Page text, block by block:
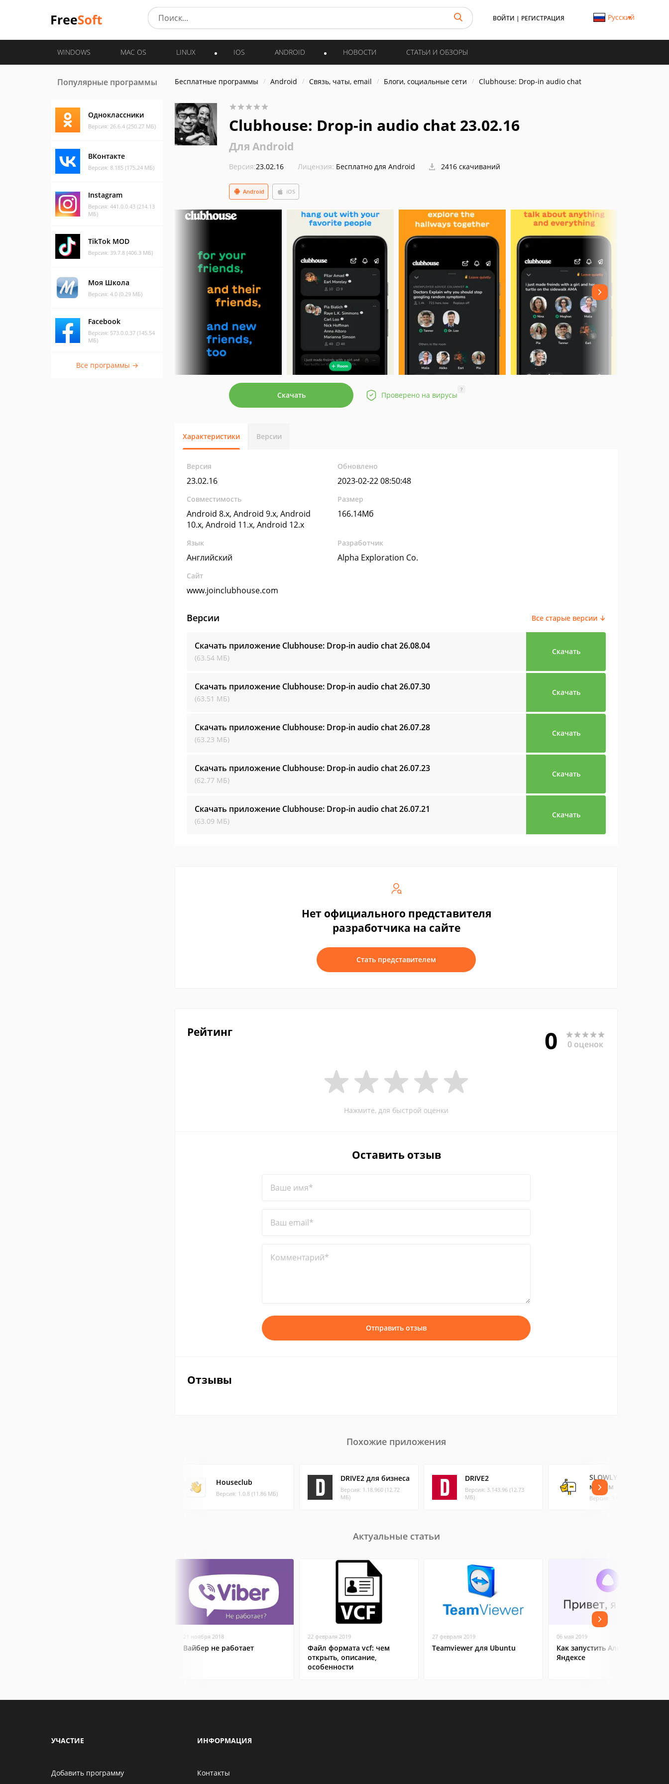
ВОЙТИ | РЕГИСТРАЦИЯ Русский
WINDOWS MAC OS LINUX IOS ANDROID НОВОСТИ СТАТЬИ И ОБЗОРЫ
Популярные программы
Одноклассники
Версия: 26.6.4 (250.27 МБ)
ВКонтакте
Версия: 8.185 (175.24 МБ)
Instagram
Версия: 441.0.0.43 (214.13
МБ)
TikTok MOD
Версия: 39.7.8 (406.3 МБ)
Моя Школа
Версия: 4.0 (0.29 МБ)
Facebook
Версия: 573.0.0.37 (145.54
МБ)
Все программы →
Бесплатные программы Android Связь, чаты, email Блоги, социальные сети Clubhouse: Drop-in audio cha‪t
Clubhouse: Drop-in audio cha‪t 23.02.16
Для Android
Версия:23.02.16 Лицензия: Бесплатно для Android 2416 скачиваний
iOS
Android
Скачать Проверено на вирусы
?
Характеристики Версии
Версия
23.02.16
Обновлено
2023-02-22 08:50:48
Совместимость
Android 8.x, Android 9.x, Android
10.x, Android 11.x, Android 12.x
Размер
166.14Мб
Язык
Английский
Разработчик
Alpha Exploration Co.
Сайт
www.joinclubhouse.com
Версии Все старые версии ↓
Скачать приложение Clubhouse: Drop-in audio cha‪t26.08.04
(63.54 МБ)
Скачать
Скачать приложение Clubhouse: Drop-in audio cha‪t26.07.30
(63.51 МБ)
Скачать
Скачать приложение Clubhouse: Drop-in audio cha‪t26.07.28
(63.23 МБ)
Скачать
Скачать приложение Clubhouse: Drop-in audio cha‪t26.07.23
(62.77 МБ)
Скачать
Скачать приложение Clubhouse: Drop-in audio cha‪t26.07.21
(63.09 МБ)
Скачать
Нет официального представителя
разработчика на сайте
Стать представителем
Рейтинг 0 0 оценок
Нажмите, для быстрой оценки
Оставить отзыв
Ваше имя*
Ваш email*
Комментарий*
Отправить отзыв
Отзывы
Похожие приложения
Houseclub
Версия: 1.0.8 (11.86 МБ)
DRIVE2 для бизнеса
Версия: 1.18.960 (12.72
МБ)
DRIVE2
Версия: 3.143.96 (12.73
МБ)
SLOWLY - Свяжись с
миром
Версия: 9.5.3 (81.99 МБ)
Актуальные статьи
21 ноября 2018
Вайбер не работает
22 февраля 2019
Файл формата vcf: чем
открыть, описание,
особенности
27 февраля 2019
Teamviewer для Ubuntu
06 мая 2019
Как запустить Алису в
Яндексе
УЧАСТИЕ
Добавить программу
ИНФОРМАЦИЯ
Контакты